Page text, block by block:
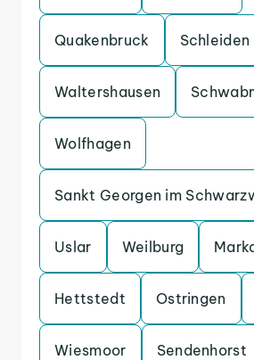
Quakenbruck Schleiden
Waltershausen
Wolfhagen
Sankt Georgen im
Uslar Weilburg
Hettstedt Ostringen
Wiesmoor Sendenhorst